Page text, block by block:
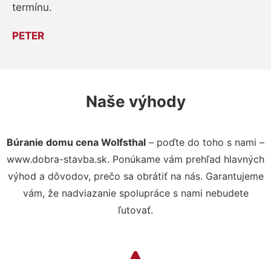
termínu.
PETER
Naše výhody
Búranie domu cena Wolfsthal – poďte do toho s nami –
www.dobra-stavba.sk. Ponúkame vám prehľad hlavných
výhod a dôvodov, prečo sa obrátiť na nás. Garantujeme
vám, že nadviazanie spolupráce s nami nebudete
ľutovať.